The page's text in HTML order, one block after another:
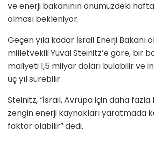
ve enerji bakanının önümüzdeki
olması bekleniyor.
Geçen yıla kadar İsrail Enerji Bakanı
milletvekili Yuval Steinitz’e göre, bir
maliyeti 1,5 milyar doları bulabilir ve
üç yıl sürebilir.
Steinitz, “İsrail, Avrupa için daha fazla
zengin enerji kaynakları yaratmada
faktör olabilir” dedi.